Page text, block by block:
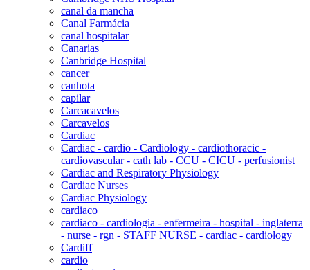
canal da mancha
Canal Farmácia
canal hospitalar
Canarias
Canbridge Hospital
cancer
canhota
capilar
Carcacavelos
Carcavelos
Cardiac
Cardiac - cardio - Cardiology - cardiothoracic -
cardiovascular - cath lab - CCU - CICU - perfusionist
Cardiac and Respiratory Physiology
Cardiac Nurses
Cardiac Physiology
cardiaco
cardiaco - cardiologia - enfermeira - hospital - inglaterra
- nurse - rgn - STAFF NURSE - cardiac - cardiology
Cardiff
cardio